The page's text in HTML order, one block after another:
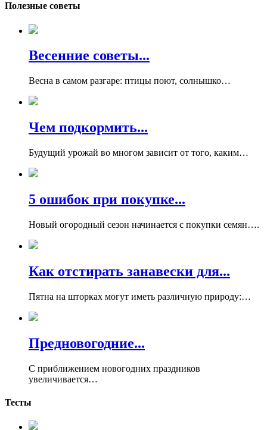
Полезные советы
Весенние советы...
Весна в самом разгаре: птицы поют, солнышко…
Чем подкормить...
Будущий урожай во многом зависит от того, каким…
5 ошибок при покупке...
Новый огородный сезон начинается с покупки семян….
Как отстирать занавески для...
Пятна на шторках могут иметь различную природу:…
Предновогодние...
С приближением новогодних праздников
увеличивается…
Тесты